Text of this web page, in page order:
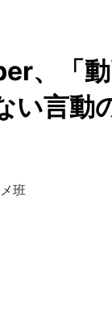
、「
い言動
班